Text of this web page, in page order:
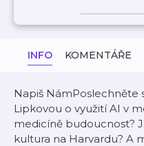
INFO KOMENTÁŘE
Napiš NámPoslechněte
Lipkovou o využití AI v
medicíně budoucnost?
kultura na Harvardu? A